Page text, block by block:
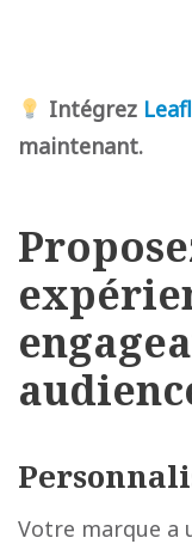
Intégrez
maintenant.
Votre marque a